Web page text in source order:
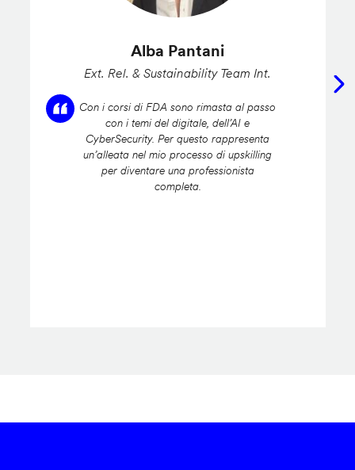
Alba Pantani
Ext. Rel. & Sustainability Team Int.
Con i corsi di FDA sono rimasta al passo
con i temi del digitale, dell’AI e
CyberSecurity. Per questo rappresenta
un’alleata nel mio processo di upskilling
per diventare una professionista
completa.